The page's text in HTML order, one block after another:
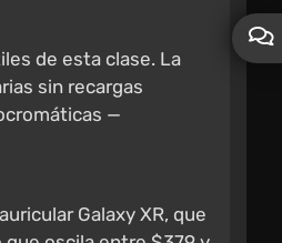
de esta clase. La
sin recargas
—
Galaxy XR, que